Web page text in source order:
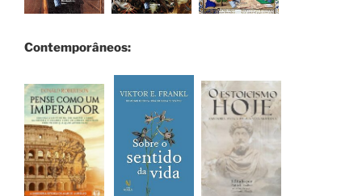
Contemporâneos: